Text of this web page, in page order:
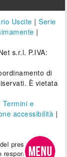
Uscite |Serie
|
s.r.l. P.IVA:
di
È vietata
Termini e
accessibilità |
presente sito
responsabile.